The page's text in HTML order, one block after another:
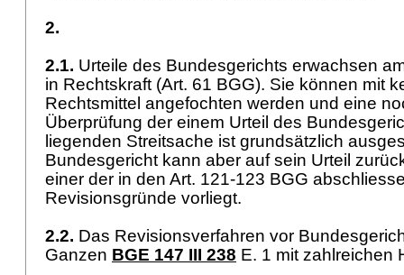
2.
2.1. Urteile des Bundesgerichts erwachsen
in Rechtskraft (Art. 61 BGG). Sie können mit
Rechtsmittel angefochten werden und eine
Überprüfung der einem Urteil des
liegenden Streitsache ist grundsätzlich
Bundesgericht kann aber auf sein Urteil
einer der in den Art. 121-123 BGG
Revisionsgründe vorliegt.
2.2. Das Revisionsverfahren vor
Ganzen BGE 147 III 238 E. 1 mit